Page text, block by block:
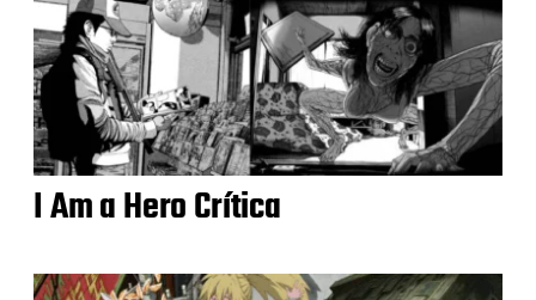
I Am a Hero Crítica